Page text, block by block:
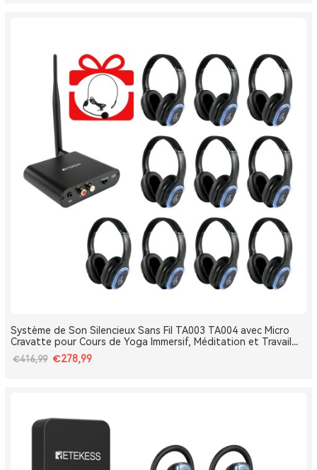
Système de Son Silencieux Sans Fil TA003 TA004 avec Micro
Cravatte pour Cours de Yoga Immersif, Méditation et Travail
Respiratoire
€416,99 €278,99